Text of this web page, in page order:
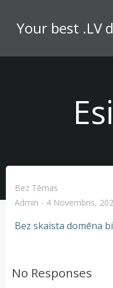
Your best .LV
Bez Tēmas
Admin - 4 Novembris,
Bez skaista domēna
No Responses